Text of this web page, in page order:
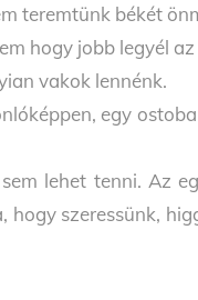
teremtünk békét
hogy jobb legyél
vakok lennénk.
egy
lehet tenni. Az
szeressünk,